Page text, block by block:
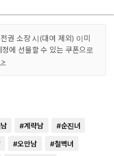
권 소장 시(대여 제외) 이미
에 선물할 수 있는 쿠폰으로
#계략남 #순진녀
#오만남 #철벽녀